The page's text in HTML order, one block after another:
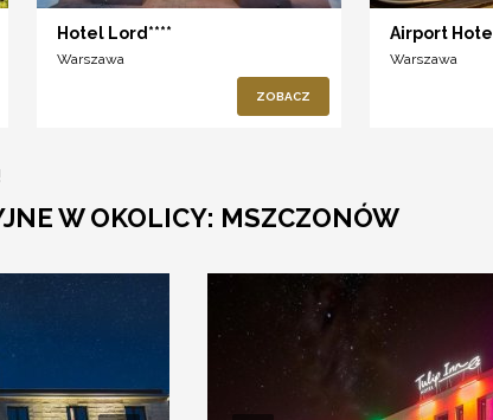
Hotel Lord****
Warszawa
ZOBACZ
Airport
Warszawa
W OKOLICY: MSZCZONÓW